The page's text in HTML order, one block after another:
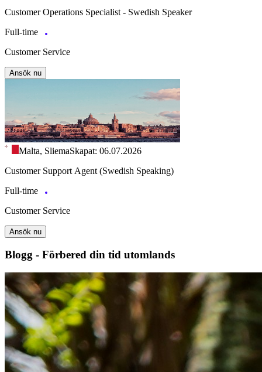
Customer Operations Specialist - Swedish Speaker
Full-time
Customer Service
Ansök nu
Malta, SliemaSkapat: 06.07.2026
Customer Support Agent (Swedish Speaking)
Full-time
Customer Service
Ansök nu
Blogg - Förbered din tid utomlands